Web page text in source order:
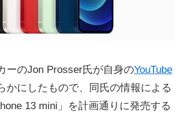
ーのJon Prosser氏が自身のYouTube
かにしたもので、同氏の情報による
13 mini」を計画通りに発売する